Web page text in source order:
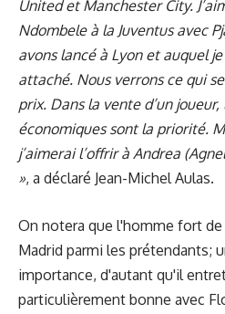
United et Manchester City.
Ndombele à la Juventus avec
avons lancé à Lyon et auquel
attaché. Nous verrons ce qui
prix. Dans la vente d’un
économiques sont la priorité.
j’aimerai l’offrir à Andrea
», a déclaré Jean-Michel Aulas.
On notera que l'homme fort de
Madrid parmi les prétendants;
importance, d'autant qu'il
particulièrement bonne avec